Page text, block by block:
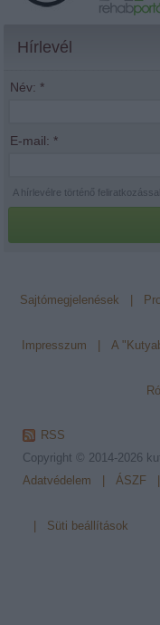
Hírlevél
Név: *
E-mail: *
A hírlevélre történő
Sajtómegjelenések
Impresszum A
RSS
Copyright © 2014-2026
Adatvédelem
ÁSZF
Süti beállítások